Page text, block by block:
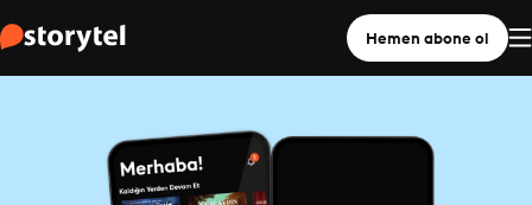
Hemen abone ol